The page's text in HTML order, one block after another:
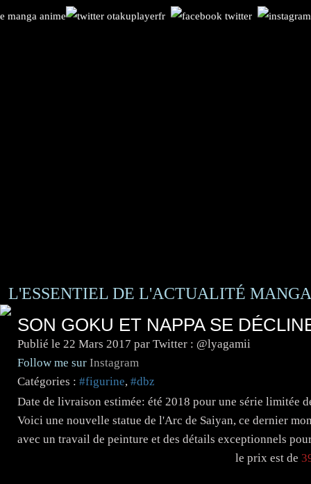
L'ESSENTIEL DE L'ACTUALITÉ
SON GOKU ET NAPPA SE
Publié le 22 Mars 2017 par Twitter : @lyagamii
Follow me sur Instagram
Catégories : #figurine, #dbz
Date de livraison estimée: été 2018 pour une série limitée
Voici une nouvelle statue de l'Arc de Saiyan, ce dernier
avec un travail de peinture et des détails exceptionnels
le prix est de